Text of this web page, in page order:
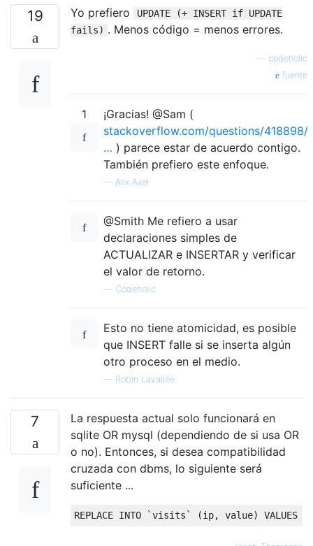
19 Yo prefiero
UPDATE (+ INSERT if UPDATE
fails) . Menos código = menos errores.
codeholic
fuente
1
¡Gracias! @Sam (
stackoverflow.com/questions/418898/
… ) parece estar de acuerdo contigo.
También prefiero este enfoque.
— Alix Axel
@Smith Me refiero a usar
declaraciones simples de
ACTUALIZAR e INSERTAR y verificar
el valor de retorno.
— Codeholic
Esto no tiene atomicidad, es posible
que INSERT falle si se inserta algún
otro proceso en el medio.
— Robin Lavallée
7
La respuesta actual solo funcionará en
sqlite OR mysql (dependiendo de si usa OR
o no). Entonces, si desea compatibilidad
cruzada con dbms, lo siguiente será
suficiente ...
REPLACE INTO `visits` (ip, value) VALUES